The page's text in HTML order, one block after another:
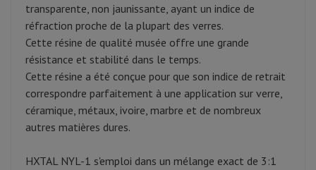
transparente, non jaunissante, ayant un indice de
réfraction proche de la plupart des verres.
Cette résine de qualité musée offre une grande
résistance et stabilité dans le temps.
Cette résine a été conçue pour que son indice de retrait
correspondre parfaitement à une application sur verre,
céramique, métaux, ivoire, marbre et de nombreux
autres matières dures.
HXTAL NYL-1 s'emploi dans un mélange exact de 3:1